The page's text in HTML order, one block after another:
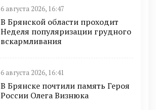
6 августа 2026, 16:47
В Брянской области проходит
Неделя популяризации грудного
вскармливания
6 августа 2026, 16:41
В Брянске почтили память Героя
России Олега Визнюка